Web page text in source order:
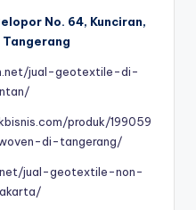
No. 64, Kunciran,
Tangerang
jual-geotextile-di-
produk/199059
di-tangerang/
jual-geotextile-non-